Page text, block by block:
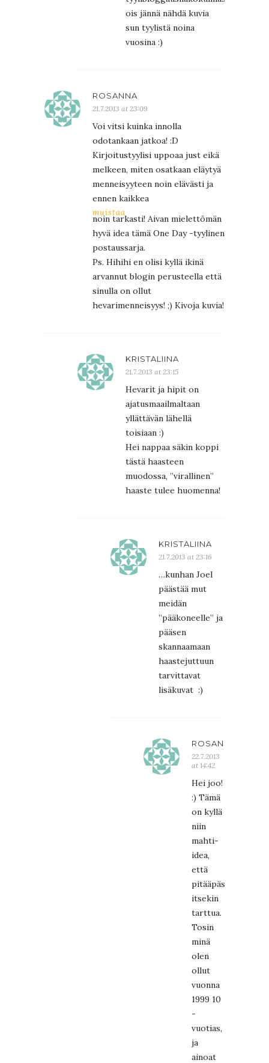
ois jännä nähdä kuvia
sun tyylistä noina
vuosina :)
ROSANNA
21.7.2013 at 23:09
Voi vitsi kuinka innolla
odotankaan jatkoa! :D
Kirjoitustyylisi uppoaa just eikä
melkeen, miten osatkaan eläytyä
menneisyyteen noin elävästi ja
ennen kaikkea
muistaa
noin tarkasti! Aivan mielettömän
hyvä idea tämä One Day -tyylinen
postaussarja.
Ps. Hihihi en olisi kyllä ikinä
arvannut blogin perusteella että
sinulla on ollut
hevarimenneisyys! ;) Kivoja kuvia!
KRISTALIINA
21.7.2013 at 23:15
Hevarit ja hipit on
ajatusmaailmaltaan
yllättävän lähellä
toisiaan :)
Hei nappaa säkin koppi
tästä haasteen
muodossa, ”virallinen”
haaste tulee huomenna!
KRISTALIINA
21.7.2013 at 23:16
…kunhan Joel
päästää mut
meidän
”pääkoneelle” ja
pääsen
skannaamaan
haastejuttuun
tarvittavat
lisäkuvat :)
ROSANNA
22.7.2013
at 14:42
Hei joo!
:) Tämä
on kyllä
niin
mahti-
idea,
että
pitääpäs
itsekin
tarttua.
Tosin
minä
olen
ollut
vuonna
1999 10
-
vuotias,
ja
ainoat